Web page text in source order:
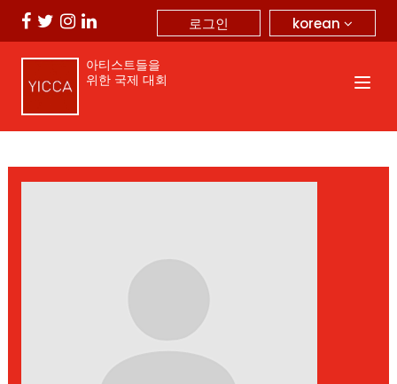
korean
로그인
아티스트들을
위한 국제 대회